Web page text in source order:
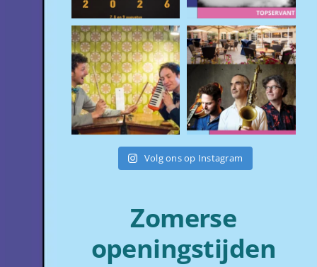
Volg ons op Instagram
Zomerse
openingstijden